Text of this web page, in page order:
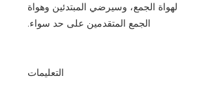
لهواة الجمع، وسيرضي المبتدئين وهواة
الجمع المتقدمين على حد سواء.
التعليمات